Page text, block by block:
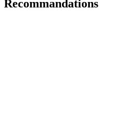
Recommandations